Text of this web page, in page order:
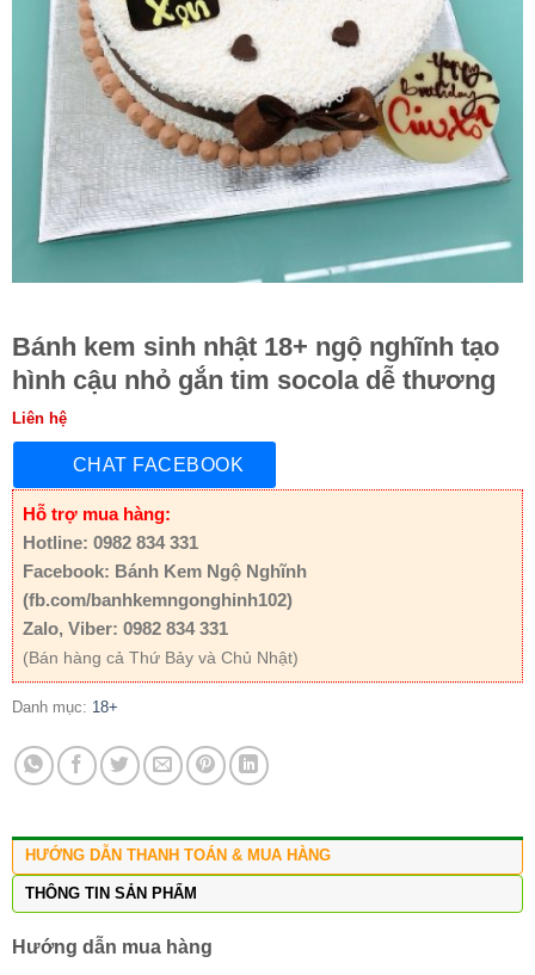
Bánh kem sinh nhật 18+ ngộ nghĩnh tạo
hình cậu nhỏ gắn tim socola dễ thương
Liên hệ
CHAT FACEBOOK
Hỗ trợ mua hàng:
Hotline: 0982 834 331
Facebook: Bánh Kem Ngộ Nghĩnh
(fb.com/banhkemngonghinh102)
Zalo, Viber: 0982 834 331
(Bán hàng cả Thứ Bảy và Chủ Nhật)
Danh mục: 18+
HƯỚNG DẪN THANH TOÁN & MUA HÀNG
THÔNG TIN SẢN PHẨM
Hướng dẫn mua hàng